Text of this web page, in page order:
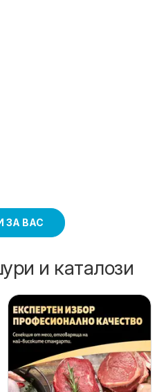
ЗА ВАС
и каталози